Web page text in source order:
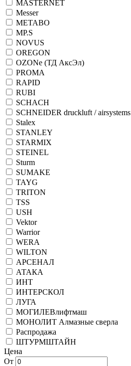
MASTERNET
Messer
METABO
MP.S
NOVUS
OREGON
OZONe (ТД АксЭл)
PROMA
RAPID
RUBI
SCHACH
SCHNEIDER druckluft / airsystems
Stalex
STANLEY
STARMIX
STEINEL
Sturm
SUMAKE
TAYG
TRITON
TSS
USH
Vektor
Warrior
WERA
WILTON
АРСЕНАЛ
АТАКА
ИНТ
ИНТЕРСКОЛ
ЛУГА
МОГИЛЕВлифтмаш
МОНОЛИТ Алмазные сверла
Распродажа
ШТУРМШТАЙН
Цена
От